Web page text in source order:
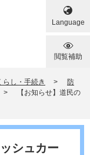
Language
閲覧補助
らし・手続き >
防
>
【お知らせ】道民の
シュカー